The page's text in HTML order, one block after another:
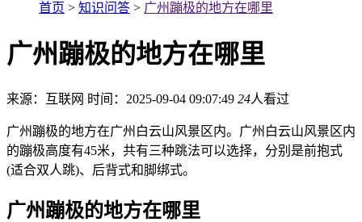
首页 > 知识问答 > 广州蹦极的地方在哪里
广州蹦极的地方在哪里
来源：互联网 时间：2025-09-04 09:07:49 24人看过
广州蹦极的地方在广州白云山风景区内。广州白云山风景区内
的蹦极高度有45米，共有三种跳法可以选择，分别是前抱式
(适合双人跳)、后背式和脚绑式。
广州蹦极的地方在哪里